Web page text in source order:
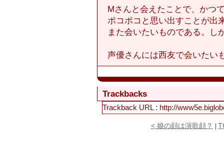
Mさんと会えたことで、かつ
ポコポコと思い出すことが出
また会いたいものである。
声優さんには西友で会いたい
Trackbacks
Trackback URL : http://
< 娘の顔は演歌顔？ |